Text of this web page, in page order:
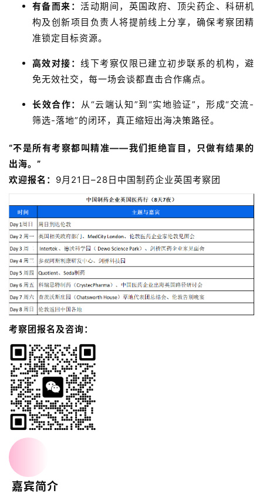
有备而来：活动期间，英国政府、顶尖药企、科研机
构及创新项目负责人将提前线上分享，确保考察团精
准锁定目标资源。
高效对接： 线下考察仅限已建立初步联系的机构，避
免无效社交，每一场会谈都直击合作痛点。
长效合作： 从“云端认知”到“实地验证”，形成“交流-
筛选-落地”的闭环，真正缩短出海决策路径。
“不是所有考察都叫精准——我们拒绝盲目，只做有结果的
出海。”
欢迎报名： 9月21日–28日中国制药企业英国考察团
考察团报名及咨询：
嘉宾简介